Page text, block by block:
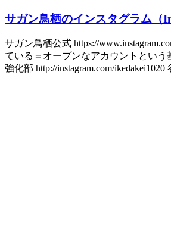
サガン鳥栖のインスタグラム（
サガン鳥栖公式 https://
ている＝オープンなアカウントとい
強化部 http://instagram.com/